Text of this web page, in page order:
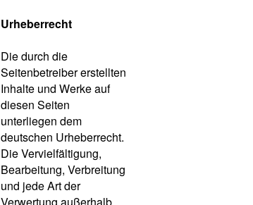
Urheberrecht
Die durch die
Seitenbetreiber erstellten
Inhalte und Werke auf
diesen Seiten
unterliegen dem
deutschen Urheberrecht.
Die Vervielfältigung,
Bearbeitung, Verbreitung
und jede Art der
Verwertung außerhalb